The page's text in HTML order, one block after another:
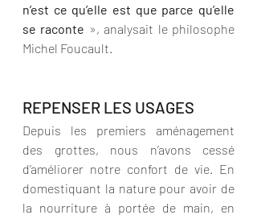
n’est ce qu’elle est que parce qu’elle
se raconte », analysait le philosophe
Michel Foucault.
REPENSER LES USAGES
Depuis les premiers aménagement
des grottes, nous n’avons cessé
d’améliorer notre confort de vie. En
domestiquant la nature pour avoir de
la nourriture à portée de main, en